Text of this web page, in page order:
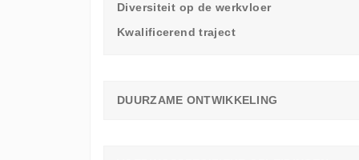
Diversiteit op de werkvloer
Kwalificerend traject
DUURZAME ONTWIKKELING